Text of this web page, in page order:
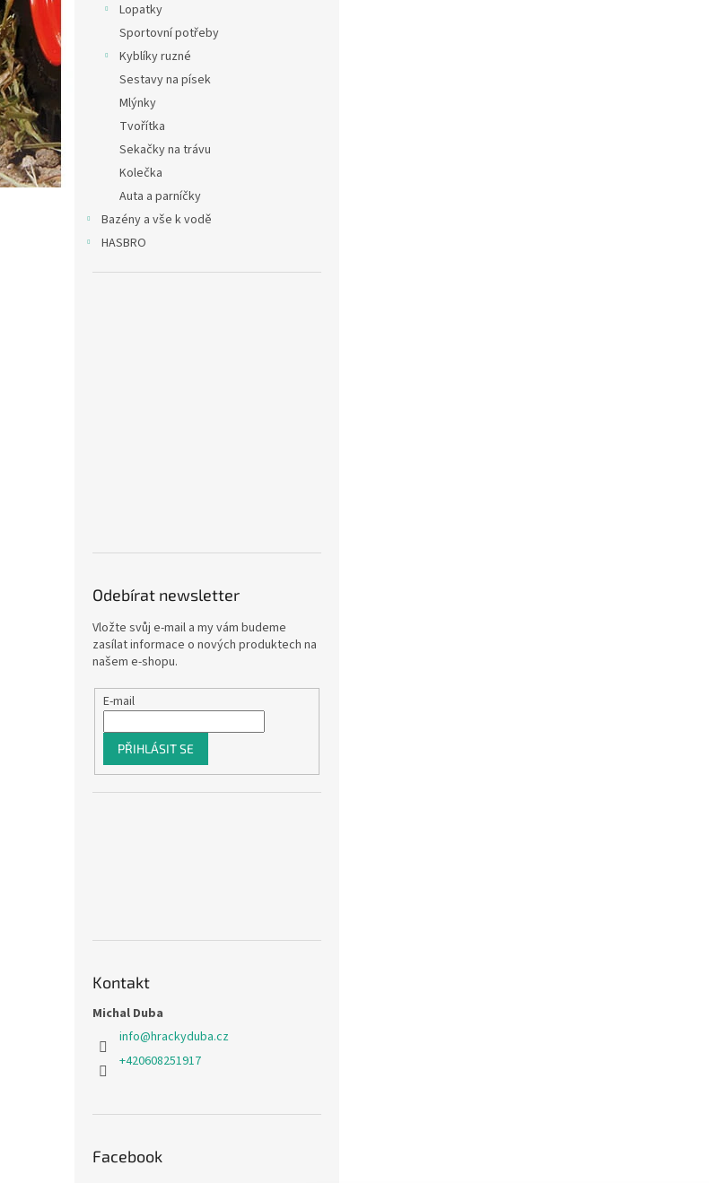
Lopatky
Sportovní potřeby
Kyblíky ruzné
Sestavy na písek
Mlýnky
Tvořítka
Sekačky na trávu
Kolečka
Auta a parníčky
Bazény a vše k vodě
HASBRO
Odebírat newsletter
Vložte svůj e-mail a my vám budeme
zasílat informace o nových produktech na
našem e-shopu.
E-mail
PŘIHLÁSIT SE
Kontakt
Michal Duba
info@hrackyduba.cz
+420608251917
Facebook